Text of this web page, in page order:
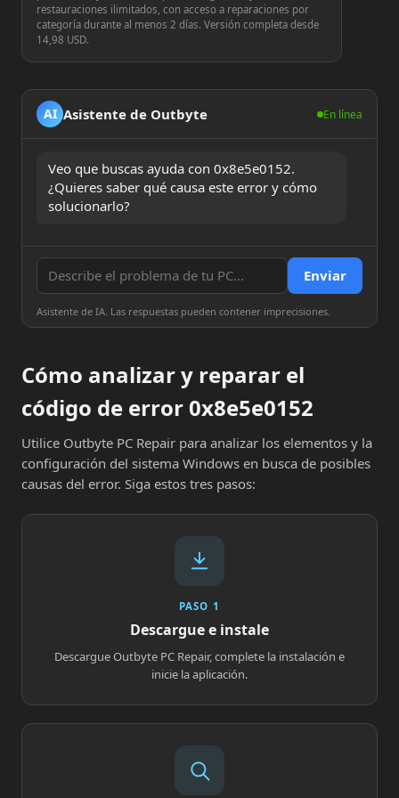
restauraciones ilimitados, con acceso a reparaciones por
categoría durante al menos 2 días. Versión completa desde
14,98 USD.
AI Asistente de Outbyte En línea
Veo que buscas ayuda con 0x8e5e0152.
¿Quieres saber qué causa este error y cómo
solucionarlo?
Enviar
Asistente de IA. Las respuestas pueden contener imprecisiones.
Cómo analizar y reparar el
código de error 0x8e5e0152
Utilice Outbyte PC Repair para analizar los elementos y la
configuración del sistema Windows en busca de posibles
causas del error. Siga estos tres pasos:
PASO 1
Descargue e instale
Descargue Outbyte PC Repair, complete la instalación e
inicie la aplicación.